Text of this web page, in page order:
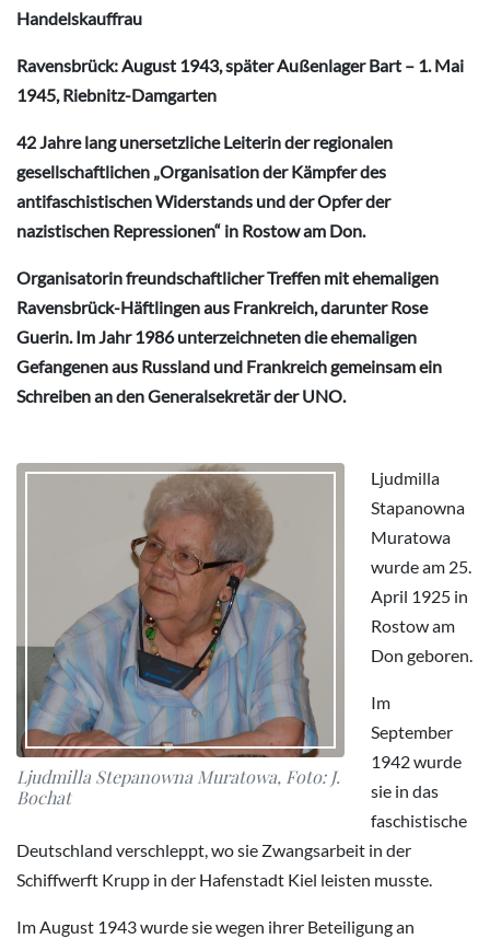
Handelskauffrau
Ravensbrück: August 1943, später Außenlager Bart – 1. Mai
1945, Riebnitz-Damgarten
42 Jahre lang unersetzliche Leiterin der regionalen
gesellschaftlichen „Organisation der Kämpfer des
antifaschistischen Widerstands und der Opfer der
nazistischen Repressionen“ in Rostow am Don.
Organisatorin freundschaftlicher Treffen mit ehemaligen
Ravensbrück-Häftlingen aus Frankreich, darunter Rose
Guerin. Im Jahr 1986 unterzeichneten die ehemaligen
Gefangenen aus Russland und Frankreich gemeinsam ein
Schreiben an den Generalsekretär der UNO.
Ljudmilla Stepanowna Muratowa, Foto: J.
Bochat
Ljudmilla
Stapanowna
Muratowa
wurde am 25.
April 1925 in
Rostow am
Don geboren.
Im
September
1942 wurde
sie in das
faschistische
Deutschland verschleppt, wo sie Zwangsarbeit in der
Schiffwerft Krupp in der Hafenstadt Kiel leisten musste.
Im August 1943 wurde sie wegen ihrer Beteiligung an